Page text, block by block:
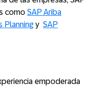
como SAP Ariba
Planningy SAP
empoderada